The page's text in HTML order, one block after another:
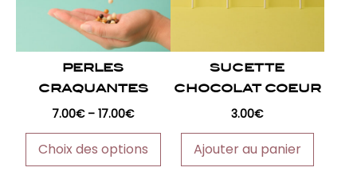
PERLES
CRAQUANTES
7.00€–17.00€
Choix des options
Les
options
peuvent
être
choisies
sur
la
page
SUCETTE
CHOCOLAT COEUR
3.00€
Ajouter au panier